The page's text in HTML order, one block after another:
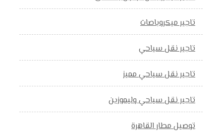
تاجير ميكروباصات
تاجير نقل سياحي
تاجير نقل سياحي مميز
تاجير نقل سياحي وليموزين
توصيل مطار القاهرة